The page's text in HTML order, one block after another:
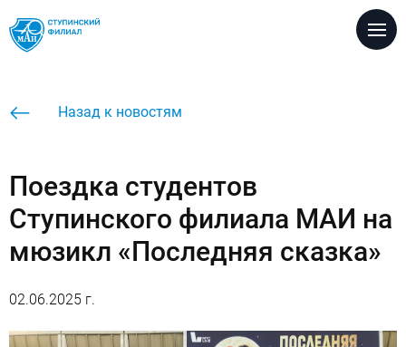
Версия для
слабовидящих
A A
A A A A
Настройка межбуквенных интервалов
Абв Абв Абв
A A
Назад к новостям
Поездка студентов
Ступинского филиала МАИ на
мюзикл «Последняя сказка»
02.06.2025 г.